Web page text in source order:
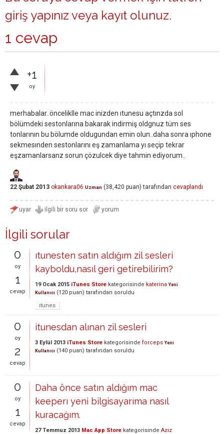
giriş yapınız veya kayıt olunuz.
1 cevap
+1
oy
merhabalar..önceliklle mac inizden ıtunesu açtınzda sol
bölümdeki sestonlarına bakarak indirmiş oldgnuz tüm ses
tonlarının bu bölumde oldugundan emin olun..daha sonra ıphone
sekmesınden sestonlarını eş zamanlama yı seçip tekrar
eşzamanlarsanz sorun çözulcek diye tahmin ediyorum..
22 Şubat 2013 okankara06 Uzman (38,420 puan) tarafından cevaplandı
İlgili sorular
0
oy
1
cevap
ıtunesten satın aldığım zil sesleri
kayboldu,nasıl geri getirebilirim?
19 Ocak 2015 iTunes Store kategorisinde katerina Yeni
Kullanıcı (120 puan) tarafından soruldu
ıtunes
0
oy
2
cevap
itunesdan alınan zil sesleri
3 Eylül 2013 iTunes Store kategorisinde forceps Yeni
Kullanıcı (140 puan) tarafından soruldu
0
oy
1
cevap
Daha önce satın aldığım mac
keeperı yeni bilgisayarıma nasıl
kuracağım.
27 Temmuz 2013 Mac App Store kategorisinde Aziz